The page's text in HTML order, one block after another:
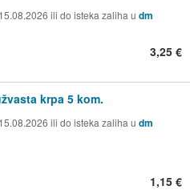
ili do isteka zaliha u dm
3,25 €
krpa 5 kom.
ili do isteka zaliha u dm
1,15 €